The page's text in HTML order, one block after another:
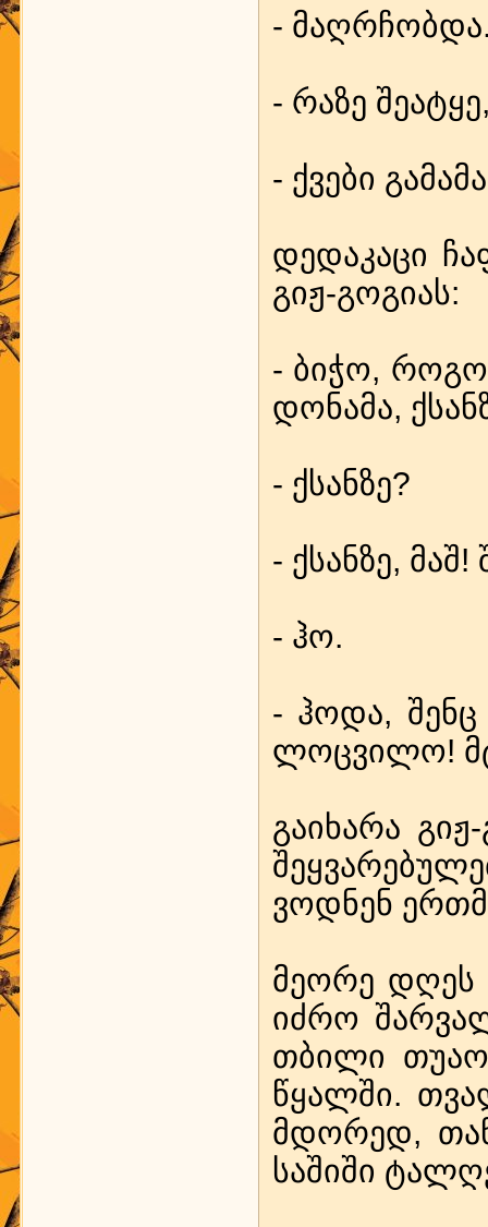
-
- რა­ზე
- ქვე­ბი
დე­და­კა­ცი
გიჟ-გო­გი­ას:
- ბი­ჭო,
დო­ნა­მა,
- ქსან­ზე?
- ქსან­ზე,
- ჰო.
- ჰო­და,
ლოც­ვი­ლო!
გა­ი­ხა­რა
ვოდ­ნენ
მე­ო­რე დღეს
იძ­რო
თბი­ლი თუაო
წყალ­ში.
მდო­რედ,
სა­ში­ში